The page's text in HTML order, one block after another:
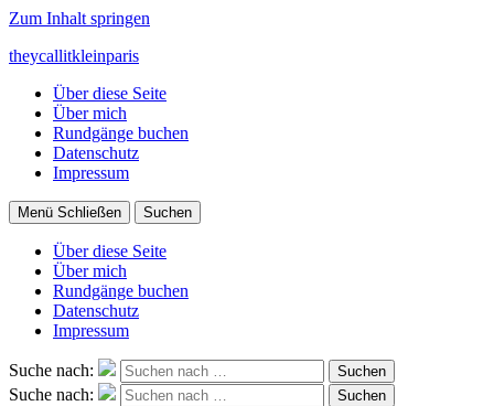
Zum Inhalt springen
theycallitkleinparis
Über diese Seite
Über mich
Rundgänge buchen
Datenschutz
Impressum
Menü Schließen Suchen
Über diese Seite
Über mich
Rundgänge buchen
Datenschutz
Impressum
Suche nach: Suchen
Suche nach: Suchen